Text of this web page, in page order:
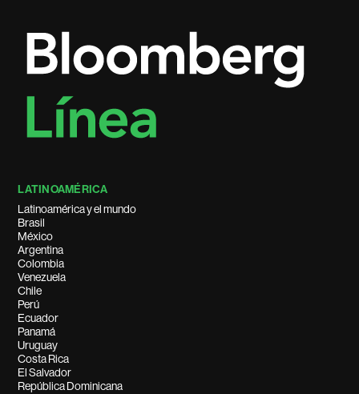
LATINOAMÉRICA
Latinoamérica y el mundo
Brasil
México
Argentina
Colombia
Venezuela
Chile
Perú
Ecuador
Panamá
Uruguay
Costa Rica
El Salvador
República Dominicana